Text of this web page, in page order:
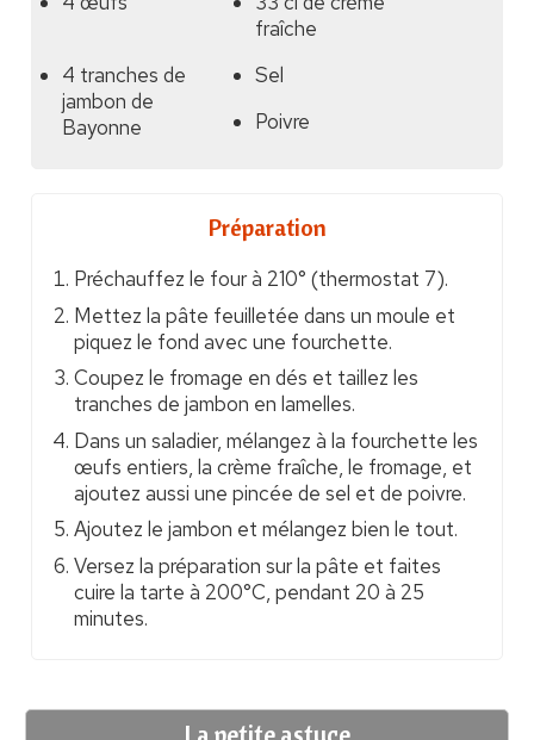
fraîche
4 tranches de
jambon de
Bayonne
Sel
Poivre
Préparation
Préchauffez le four à 210° (thermostat 7).
Mettez la pâte feuilletée dans un moule et
piquez le fond avec une fourchette.
Coupez le fromage en dés et taillez les
tranches de jambon en lamelles.
Dans un saladier, mélangez à la fourchette les
œufs entiers, la crème fraîche, le fromage, et
ajoutez aussi une pincée de sel et de poivre.
Ajoutez le jambon et mélangez bien le tout.
Versez la préparation sur la pâte et faites
cuire la tarte à 200°C, pendant 20 à 25
minutes.